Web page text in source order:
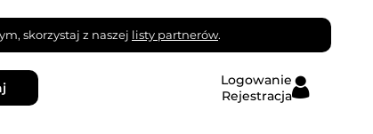
skorzystaj z naszej listy partnerów.
Logowanie
Rejestracja